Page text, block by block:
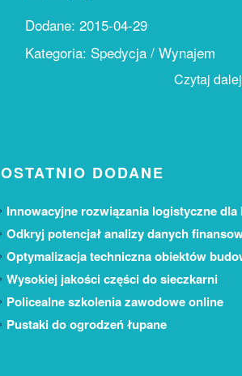
Dodane: 2015-04-29
Kategoria: Spedycja / Wynajem
Czytaj
OSTATNIO DODANE
Innowacyjne rozwiązania logistyczne dla
Odkryj potencjał analizy danych
Optymalizacja techniczna obiektów
Wysokiej jakości części do sieczkarni
Policealne szkolenia zawodowe online
Pustaki do ogrodzeń łupane